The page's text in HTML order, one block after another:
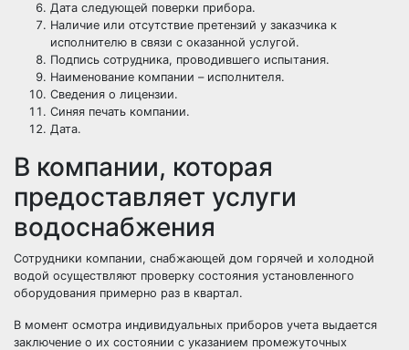
Дата следующей поверки прибора.
Наличие или отсутствие претензий у заказчика к
исполнителю в связи с оказанной услугой.
Подпись сотрудника, проводившего испытания.
Наименование компании – исполнителя.
Сведения о лицензии.
Синяя печать компании.
Дата.
В компании, которая
предоставляет услуги
водоснабжения
Сотрудники компании, снабжающей дом горячей и холодной
водой осуществляют проверку состояния установленного
оборудования примерно раз в квартал.
В момент осмотра индивидуальных приборов учета выдается
заключение о их состоянии с указанием промежуточных